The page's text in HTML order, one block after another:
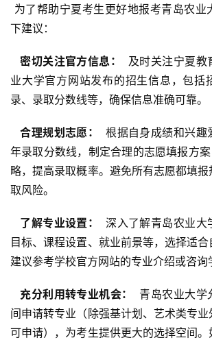
下建议：
  密切关注官方信息：
及时关注宁夏教
业大学官方网站发布的招生信息，包括
录、录取分数线等，确保信息准确可靠。
  合理规划志愿：
根据自身成绩和兴趣
年录取分数线，制定合理的志愿填报方案
略，提高录取概率。避免所有志愿都填
取风险。
  了解专业设置：
深入了解青岛农业大
目标、课程设置、就业前景等，选择适合
建议参考学校官方网站的专业介绍或咨询
  充分利用转专业机会：
青岛农业大学
间申请转专业（除强基计划、艺术类专
可申请），为考生提供更大的选择空间。